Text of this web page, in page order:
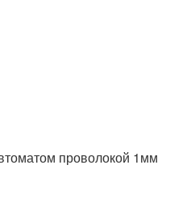
проволокой 1мм